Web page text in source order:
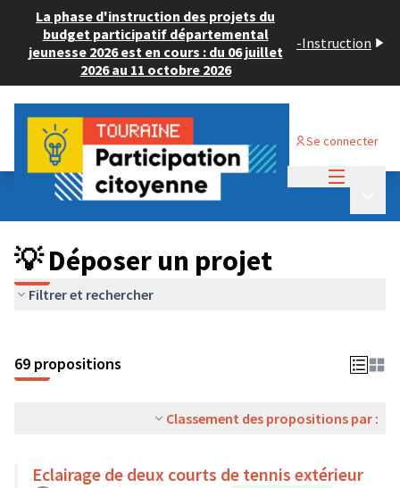
La phase d'instruction des projets du
budget participatif départemental
jeunesse 2026 est en cours : du 06 juillet
2026 au 11 octobre 2026
-Instruction
Se connecter
Budget Participatif ADULTE 2024
💡 Déposer un projet
💡 Déposer un projet
Filtrer et rechercher
69 propositions
Classement des propositions par :
Eclairage de deux courts de tennis extérieur